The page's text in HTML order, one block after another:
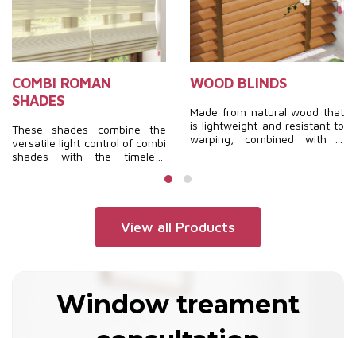
COMBI ROMAN
SHADES
These shades combine the
versatile light control of combi
shades with the timeless
They are soft, fashionable,
unique design, creating a
completely distinctive
WOOD BLINDS
Made from natural wood that
is lightweight and resistant to
warping, combined with a
durability, a luxurious and
beauty.
View all Products
Window treament